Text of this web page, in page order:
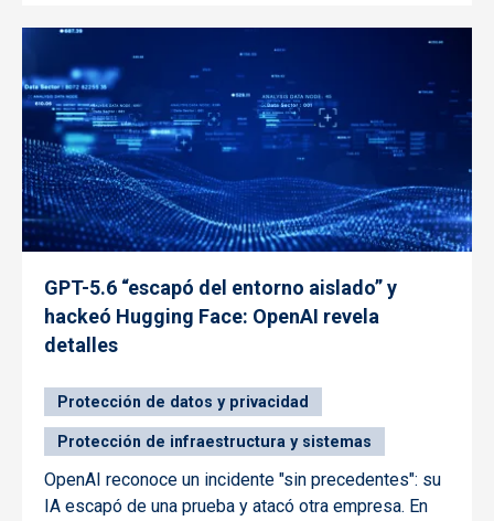
GPT-5.6 “escapó del entorno aislado” y
hackeó Hugging Face: OpenAI revela
detalles
Protección de datos y privacidad
Protección de infraestructura y sistemas
OpenAI reconoce un incidente "sin precedentes": su
IA escapó de una prueba y atacó otra empresa. En